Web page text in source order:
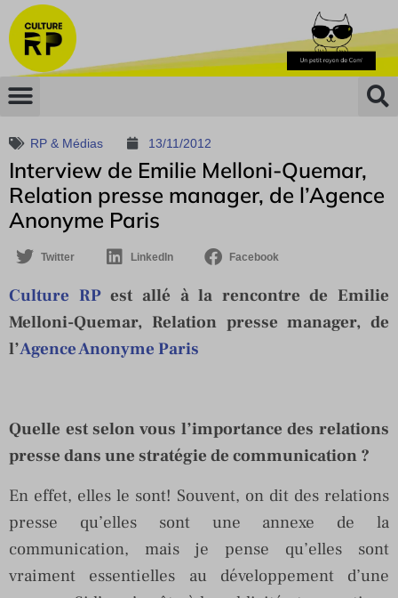
RP & Médias 13/11/2012
Interview de Emilie Melloni-Quemar,
Relation presse manager, de l’Agence
Anonyme Paris
Twitter LinkedIn Facebook
Culture RPest allé à la rencontre de Emilie
Melloni-Quemar, Relation presse manager, de
l’Agence Anonyme Paris
Quelle est selon vous l’importance des relations
presse dans une stratégie de communication ?
En effet, elles le sont! Souvent, on dit des relations
presse qu’elles sont une annexe de la
communication, mais je pense qu’elles sont
vraiment essentielles au développement d’une